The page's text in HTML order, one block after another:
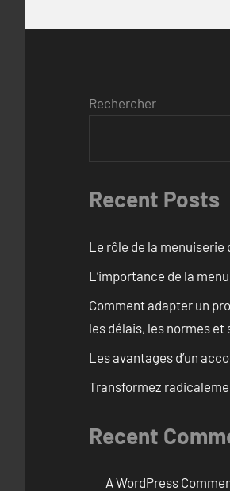
Rechercher
Recent Posts
Le rôle de la menuiserie
L’importance de la
Comment adapter un
les délais, les normes et
Les avantages d’un
Transformez
Recent
A WordPress